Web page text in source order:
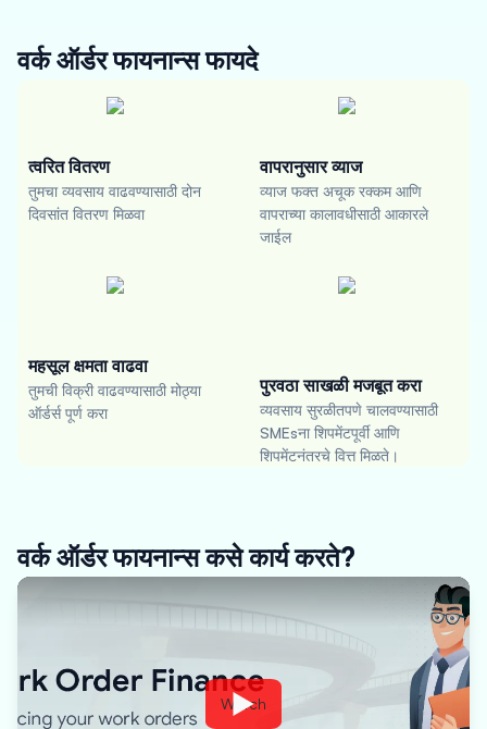
वर्क ऑर्डर फायनान्सफायदे
त्वरित वितरण
तुमचा व्यवसाय वाढवण्यासाठी दोन
दिवसांत वितरण मिळवा
वापरानुसार व्याज
व्याज फक्त अचूक रक्कम आणि
वापराच्या कालावधीसाठी आकारले
जाईल
महसूल क्षमता वाढवा
तुमची विक्री वाढवण्यासाठी मोठ्या
ऑर्डर्स पूर्ण करा
पुरवठा साखळी मजबूत करा
व्यवसाय सुरळीतपणे चालवण्यासाठी
SMEsना शिपमेंटपूर्वी आणि
शिपमेंटनंतरचे वित्त मिळते।
वर्क ऑर्डर फायनान्स कसे कार्य करते?
Watch